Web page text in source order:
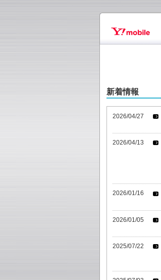
新着情報
2026/04/27
2026/04/13
2026/01/16
2026/01/05
2025/07/22